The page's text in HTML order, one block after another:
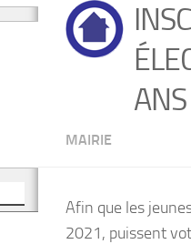
MAIRIE
Afin que les
2021, puissent